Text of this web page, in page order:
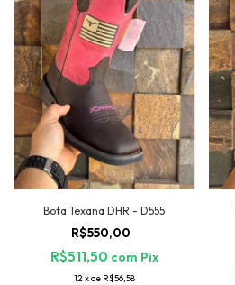
Bota Texana DHR - D555
R$550,00
R$511,50 com Pix
12xde R$56,58